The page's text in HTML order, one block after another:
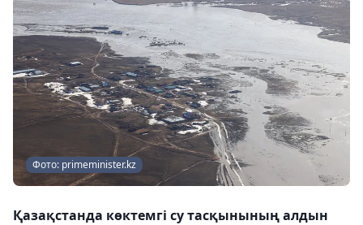
Фото: primeminister.kz
Қазақстанда көктемгі су тасқынының алдын